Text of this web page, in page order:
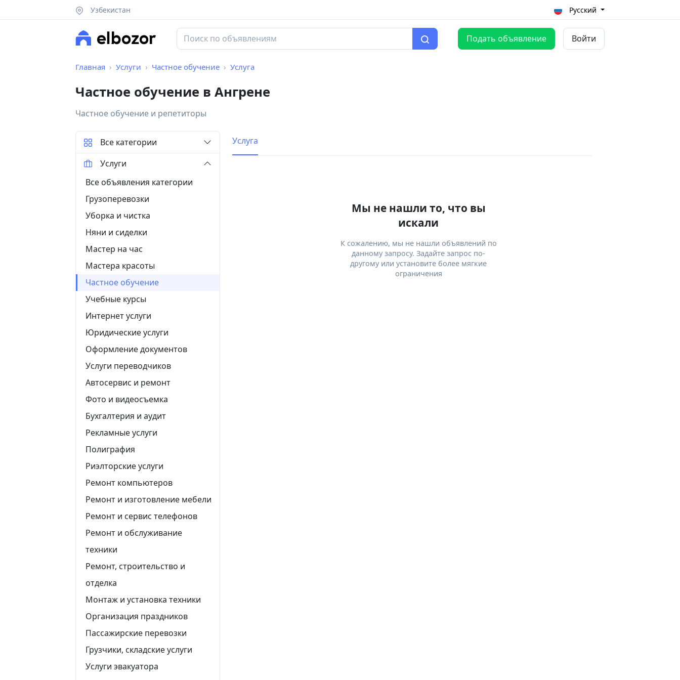
Узбекистан Русский
Подать объявление Войти
Главная Услуги Частное обучение Услуга
Частное обучение в Ангрене
Частное обучение и репетиторы
Услуга
Мы не нашли то, что вы
искали
К сожалению, мы не нашли объявлений по
данному запросу. Задайте запрос по-
другому или установите более мягкие
ограничения
Все категории
Услуги
Все объявления категории
Грузоперевозки
Уборка и чистка
Няни и сиделки
Мастер на час
Мастера красоты
Частное обучение
Учебные курсы
Интернет услуги
Юридические услуги
Оформление документов
Услуги переводчиков
Автосервис и ремонт
Фото и видеосъемка
Бухгалтерия и аудит
Рекламные услуги
Полиграфия
Риэлторские услуги
Ремонт компьютеров
Ремонт и изготовление мебели
Ремонт и сервис телефонов
Ремонт и обслуживание
техники
Ремонт, строительство и
отделка
Монтаж и установка техники
Организация праздников
Пассажирские перевозки
Грузчики, складские услуги
Услуги эвакуатора